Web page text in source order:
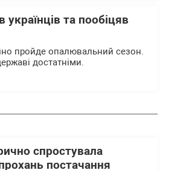
та пообіцяв
пройде опалювальний сезон.
достатніми.
спростувала
постачання